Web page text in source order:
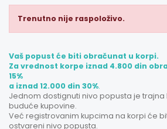
Trenutno nije raspoloživo.
Vaš popust će biti obračunat u korpi.
Za vrednost korpe iznad 4.800 din
15%
a iznad 12.000 din 30%.
Jednom dostignuti nivo popusta je trajna
buduće kupovine.
Već registrovanim kupcima na korpi će
ostvareni nivo popusta.